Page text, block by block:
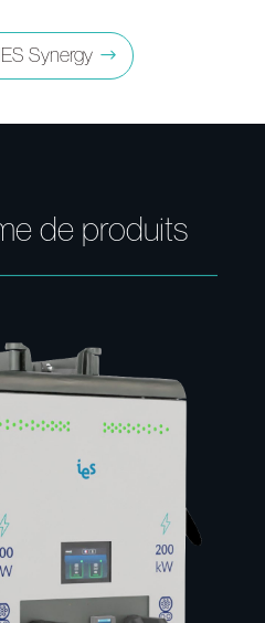
Synergy
de produits